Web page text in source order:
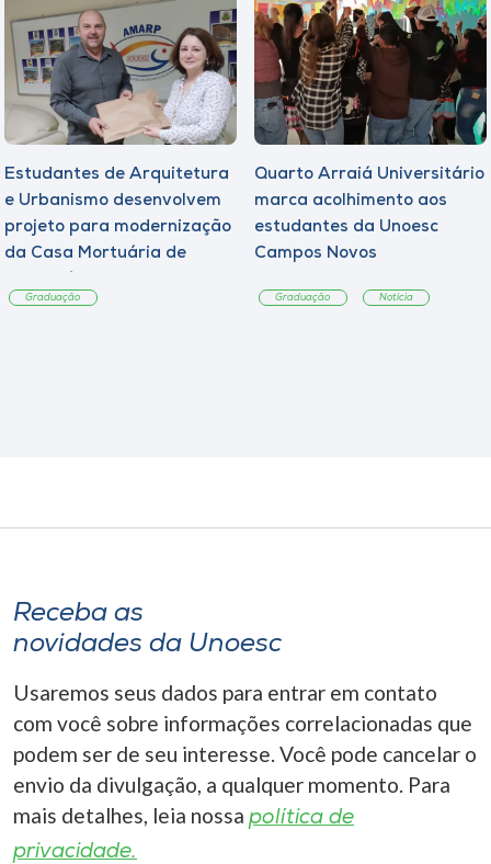
Estudantes de Arquitetura
e Urbanismo desenvolvem
projeto para modernização
da Casa Mortuária de
Graduação
Quarto Arraiá Universitário
marca acolhimento aos
estudantes da Unoesc
Campos Novos
Graduação Notícia
Receba as
novidades da Unoesc
Usaremos seus dados para entrar em contato
com você sobre informações correlacionadas que
podem ser de seu interesse. Você pode cancelar o
envio da divulgação, a qualquer momento. Para
mais detalhes, leia nossa política de
privacidade.